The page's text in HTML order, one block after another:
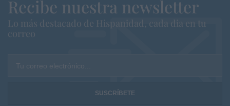
Recibe nuestra newsletter
Lo más destacado de Hispanidad, cada dia en tu
correo
Tu correo electrónico...